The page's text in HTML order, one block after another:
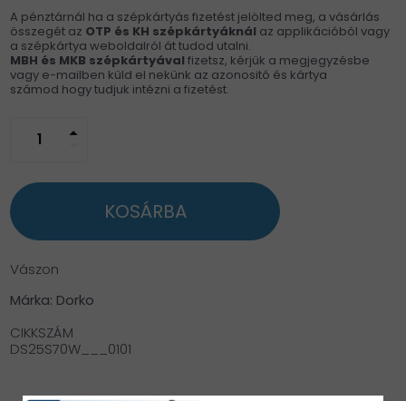
A pénztárnál ha a szépkártyás fizetést jelölted meg, a vásárlás
összegét az OTP és KH szépkártyáknál az applikációból vagy
a szépkártya weboldalról át tudod utalni.
MBH és MKB szépkártyával fizetsz, kérjük a megjegyzésbe
vagy e-mailben küld el nekünk az azonositó és kártya
számod hogy tudjuk intézni a fizetést.
arrow_drop_up
KOSÁRBA
Vászon
Márka: Dorko
CIKKSZÁM
DS25S70W___0101